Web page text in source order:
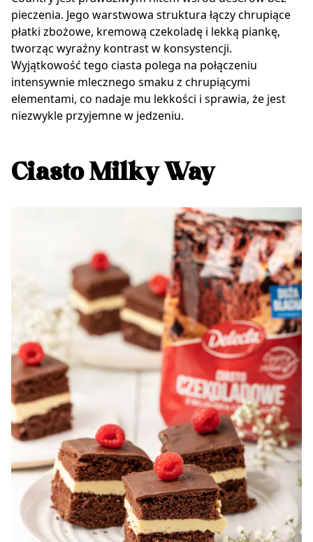
pieczenia. Jego warstwowa struktura łączy chrupiące
płatki zbożowe, kremową czekoladę i lekką piankę,
tworząc wyraźny kontrast w konsystencji.
Wyjątkowość tego ciasta polega na połączeniu
intensywnie mlecznego smaku z chrupiącymi
elementami, co nadaje mu lekkości i sprawia, że jest
niezwykle przyjemne w jedzeniu.
Ciasto Milky Way